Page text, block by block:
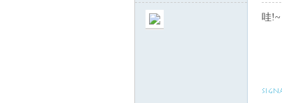
哇